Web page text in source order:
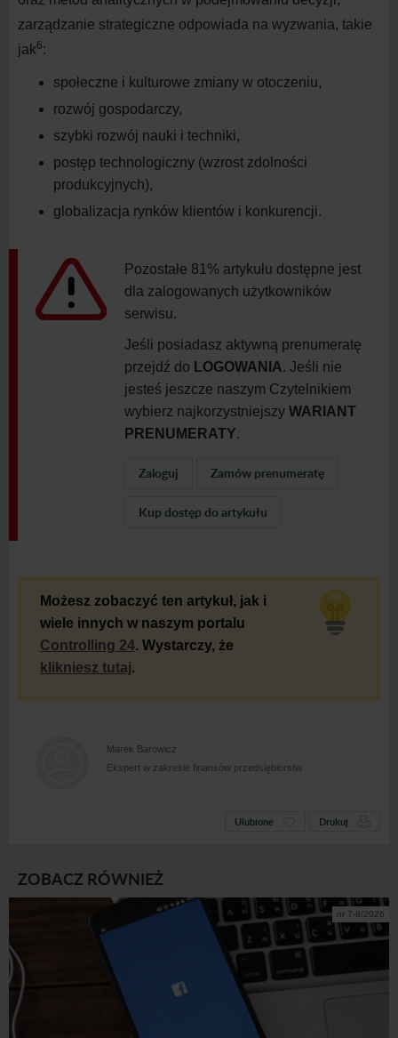
zarządzanie strategiczne odpowiada na wyzwania, takie
jak6:
społeczne i kulturowe zmiany w otoczeniu,
rozwój gospodarczy,
szybki rozwój nauki i techniki,
postęp technologiczny (wzrost zdolności
produkcyjnych),
globalizacja rynków klientów i konkurencji.
Pozostałe 81% artykułu dostępne jest
dla zalogowanych użytkowników
serwisu.
Jeśli posiadasz aktywną prenumeratę
przejdź do LOGOWANIA. Jeśli nie
jesteś jeszcze naszym Czytelnikiem
wybierz najkorzystniejszy WARIANT
PRENUMERATY.
Zaloguj Zamów prenumeratę
Kup dostęp do artykułu
Możesz zobaczyć ten artykuł, jak i
wiele innych w naszym portalu
Controlling 24. Wystarczy, że
klikniesz tutaj.
Marek Barowicz
Ekspert w zakresie finansów przedsiębiorstw.
Ulubione Drukuj
ZOBACZ RÓWNIEŻ
nr 7-8/2026